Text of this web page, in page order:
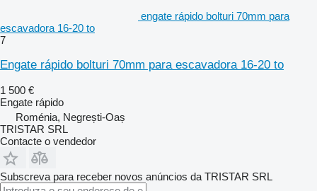
engate rápido bolturi 70mm para
escavadora 16-20 to
7
Engate rápido bolturi 70mm para escavadora 16-20 to
1 500 €
Engate rápido
Roménia, Negrești-Oaș
TRISTAR SRL
Contacte o vendedor
Subscreva para receber novos anúncios da TRISTAR SRL